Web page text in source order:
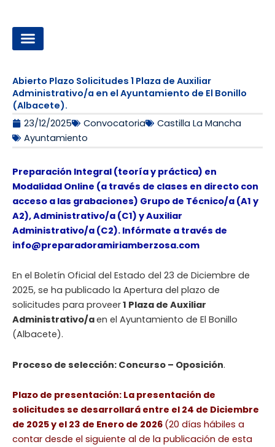
contenido
Abierto Plazo Solicitudes 1 Plaza de Auxiliar
Administrativo/a en el Ayuntamiento de El Bonillo
(Albacete).
23/12/2025
Convocatoria
Castilla La Mancha
Ayuntamiento
Preparación Integral (teoría y práctica) en
Modalidad Online (a través de clases en directo con
acceso a las grabaciones) Grupo de Técnico/a (A1 y
A2), Administrativo/a (C1) y Auxiliar
Administrativo/a (C2). Infórmate a través de
info@preparadoramiriamberzosa.com
En el Boletín Oficial del Estado del 23 de Diciembre de
2025, se ha publicado la Apertura del plazo de
solicitudes para proveer1 Plaza de Auxiliar
Administrativo/aen el Ayuntamiento de El Bonillo
(Albacete).
Proceso de selección: Concurso – Oposición.
Plazo de presentación: La presentación de
solicitudes se desarrollará entre el 24 de Diciembre
de 2025 y el 23 de Enero de 2026 (20 días hábiles a
contar desde el siguiente al de la publicación de esta